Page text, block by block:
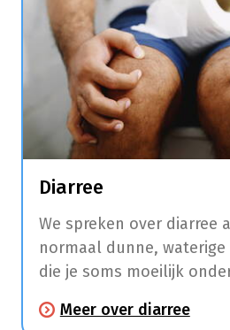
Diarree
We spreken over diarree
normaal dunne,
die je soms moeilijk
besmettelijk. Daarom is
Meer over diarree